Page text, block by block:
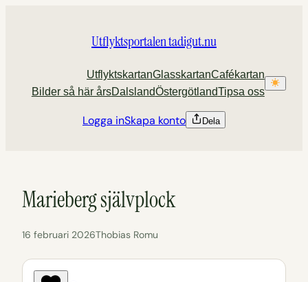
Utflyktsportalen tadigut.nu
UtflyktskartanGlasskartanCafékartan
Bilder så här årsDalslandÖstergötlandTipsa oss
Logga inSkapa konto Dela
Marieberg självplock
16 februari 2026Thobias Romu